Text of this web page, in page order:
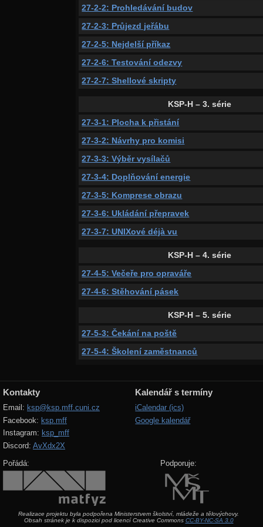
27-2-2: Prohledávání budov
27-2-3: Průjezd jeřábu
27-2-5: Nejdelší příkaz
27-2-6: Testování odezvy
27-2-7: Shellové skripty
KSP-H – 3. série
27-3-1: Plocha k přistání
27-3-2: Návrhy pro komisi
27-3-3: Výběr vysílačů
27-3-4: Doplňování energie
27-3-5: Komprese obrazu
27-3-6: Ukládání přepravek
27-3-7: UNIXové déjà vu
KSP-H – 4. série
27-4-5: Večeře pro opraváře
27-4-6: Stěhování pásek
KSP-H – 5. série
27-5-3: Čekání na poště
27-5-4: Školení zaměstnanců
Kontakty
Email: ksp@ksp.mff.cuni.cz
Facebook: ksp.mff
Instagram: ksp_mff
Discord: AvXdx2X
Kalendář s termíny
iCalendar (ics)
Google kalendář
Pořádá: Podporuje:
Realizace projektu byla podpořena Ministerstvem školství, mládeže a tělovýchovy.
Obsah stránek je k dispozici pod licencí Creative Commons CC-BY-NC-SA 3.0